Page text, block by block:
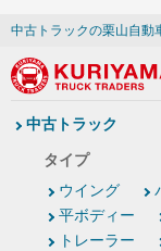
中古トラックの栗山自動
中古トラック
タイプ
ウイング
平ボディー
トレーラー